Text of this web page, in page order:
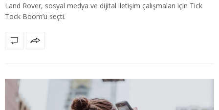
Land Rover, sosyal medya ve dijital iletişim çalışmaları için Tick
Tock Boom’u seçti.